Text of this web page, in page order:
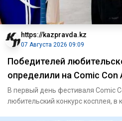
https://kazpravda.kz
07 Августа 2026 09:09
Победителей
определили на Comic Con
В первый день фестиваля Comic
любительский конкурс косплея, в